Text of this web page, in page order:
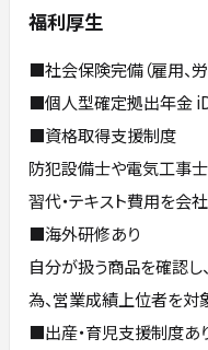
福利厚生
■社会保険完備（雇⽤、労
■個⼈型確定拠出年⾦
■資格取得⽀援制度
防犯設備⼠や電気⼯事
習代‧テキスト費⽤を会
■海外研修あり
⾃分が扱う商品を確認し
為、営業成績上位者を
■出産‧育児⽀援制度あ